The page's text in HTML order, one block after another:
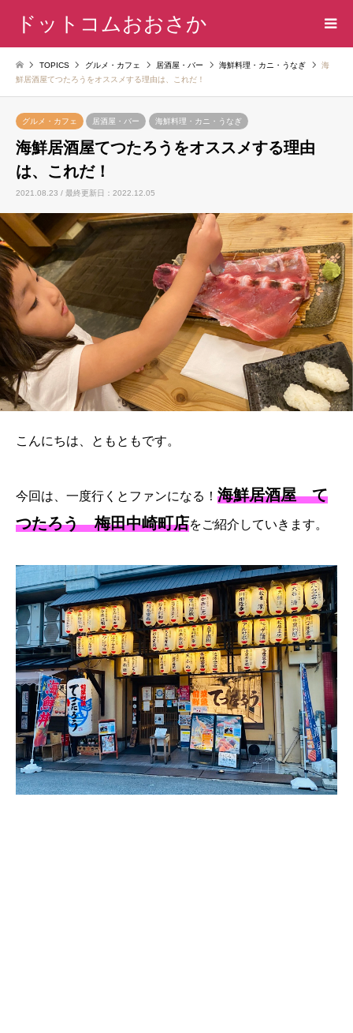
ドットコムおおさか
TOPICS グルメ・カフェ 居酒屋・バー 海鮮料理・カニ・うなぎ
海
鮮居酒屋てつたろうをオススメする理由は、これだ！
グルメ・カフェ 居酒屋・バー 海鮮料理・カニ・うなぎ
海鮮居酒屋てつたろうをオススメする理由
は、これだ！
2021.08.23 / 最終更新日：2022.12.05
こんにちは、ともともです。
今回は、一度行くとファンになる！ 海鮮居酒屋 て
つたろう 梅田中崎町店をご紹介していきます。